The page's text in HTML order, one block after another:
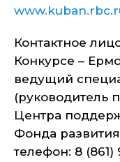
Контактное
Конкурсе –
ведущий
(руководитель
Центра
Фонда
телефон: 8 (861)